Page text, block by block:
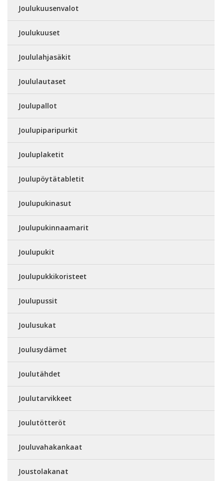
Joulukuusenvalot
Joulukuuset
Joululahjasäkit
Joululautaset
Joulupallot
Joulupiparipurkit
Jouluplaketit
Joulupöytätabletit
Joulupukinasut
Joulupukinnaamarit
Joulupukit
Joulupukkikoristeet
Joulupussit
Joulusukat
Joulusydämet
Joulutähdet
Joulutarvikkeet
Joulutötteröt
Jouluvahakankaat
Joustolakanat